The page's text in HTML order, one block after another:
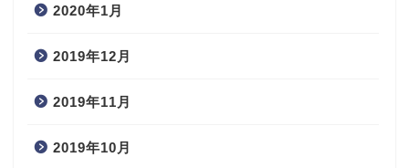
2020年1月
2019年12月
2019年11月
2019年10月